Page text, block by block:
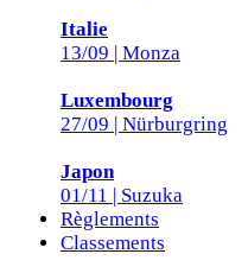
Italie
13/09 | Monza
Luxembourg
27/09 | Nürburgring
Japon
01/11 | Suzuka
Règlements
Classements